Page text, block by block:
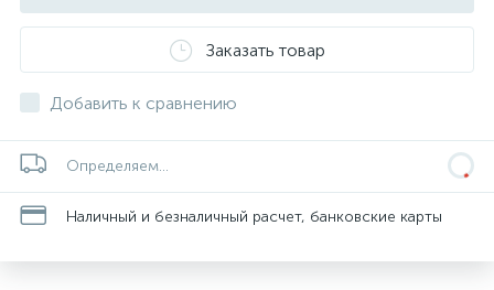
Заказать товар
Добавить к сравнению
Определяем...
Наличный и безналичный расчет, банковские карты